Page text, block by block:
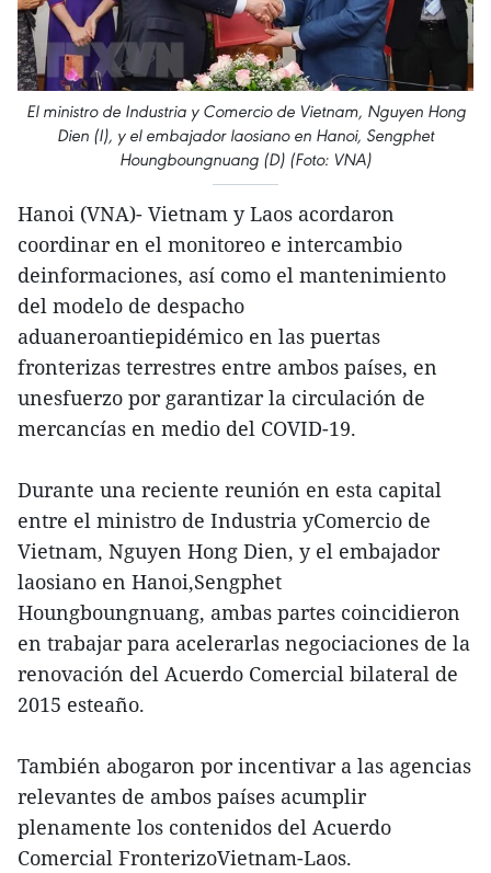
El ministro de Industria y Comercio de Vietnam, Nguyen Hong
Dien (I), y el embajador laosiano en Hanoi, Sengphet
Houngboungnuang (D) (Foto: VNA)
Hanoi (VNA)- Vietnam y Laos acordaron
coordinar en el monitoreo e intercambio
deinformaciones, así como el mantenimiento
del modelo de despacho
aduaneroantiepidémico en las puertas
fronterizas terrestres entre ambos países, en
unesfuerzo por garantizar la circulación de
mercancías en medio del COVID-19.
Durante una reciente reunión en esta capital
entre el ministro de Industria yComercio de
Vietnam, Nguyen Hong Dien, y el embajador
laosiano en Hanoi,Sengphet
Houngboungnuang, ambas partes coincidieron
en trabajar para acelerarlas negociaciones de la
renovación del Acuerdo Comercial bilateral de
2015 esteaño.
También abogaron por incentivar a las agencias
relevantes de ambos países acumplir
plenamente los contenidos del Acuerdo
Comercial FronterizoVietnam-Laos.